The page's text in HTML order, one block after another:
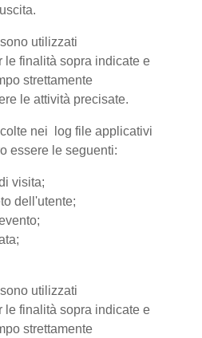
utilizzati
le finalità sopra indicate e
strettamente
le attività precisate.
nei log file applicativi
essere le seguenti:
visita;
dell'utente;
utilizzati
le finalità sopra indicate e
strettamente